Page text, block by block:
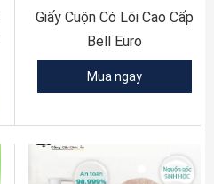
Giấy Cuộn Có Lõi Cao Cấp
Bell Euro
Mua ngay